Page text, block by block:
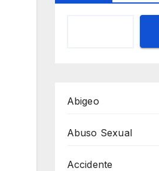
Abigeo
Abuso Sexual
Accidente